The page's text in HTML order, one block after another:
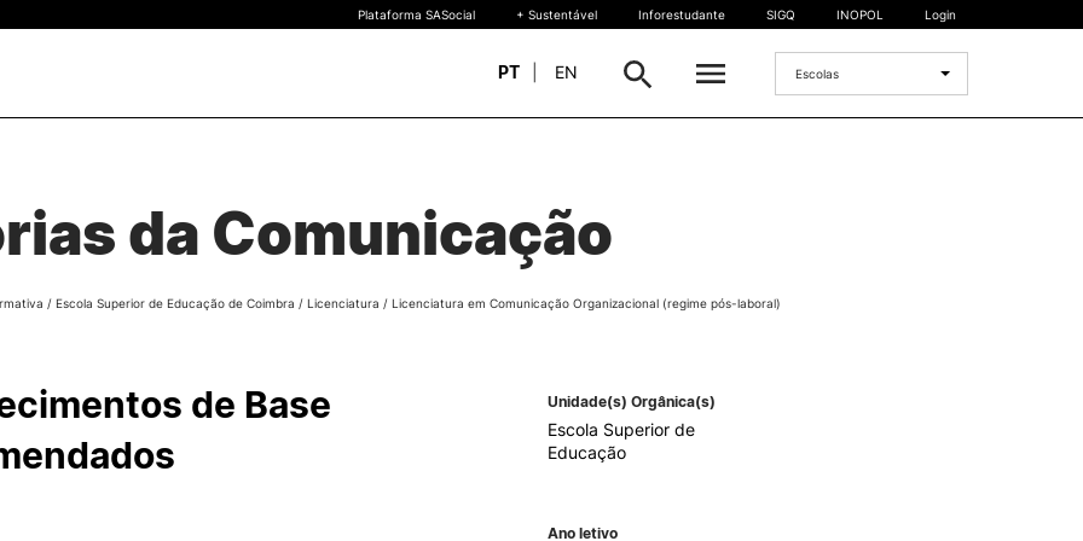
Oferta Formativa
Bolsas de Mérito
Legislação | Regulamentos
Diplomas Estrangeiros
Plataforma SASocial + Sustentável Inforestudante SIGQ INOPOL Login
PT EN Escolas
da Comunicação
/ Escola Superior de Educação de Coimbra / Licenciatura / Licenciatura em Comunicação Organizacional (regime pós-laboral)
de Base
Unidade(s) Orgânica(s)
Escola Superior de
Educação
Ano letivo